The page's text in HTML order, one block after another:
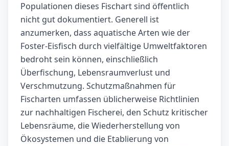
Populationen dieses Fischart sind öffentlich
nicht gut dokumentiert. Generell ist
anzumerken, dass aquatische Arten wie der
Foster-Eisfisch durch vielfältige Umweltfaktoren
bedroht sein können, einschließlich
Überfischung, Lebensraumverlust und
Verschmutzung. Schutzmaßnahmen für
Fischarten umfassen üblicherweise Richtlinien
zur nachhaltigen Fischerei, den Schutz kritischer
Lebensräume, die Wiederherstellung von
Ökosystemen und die Etablierung von